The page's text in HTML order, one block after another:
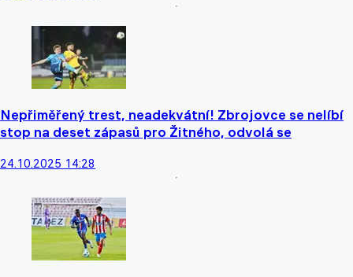
Nepřiměřený trest, neadekvátní! Zbrojovce se nelíbí
stop na deset zápasů pro Žitného, odvolá se
24.10.2025 14:28